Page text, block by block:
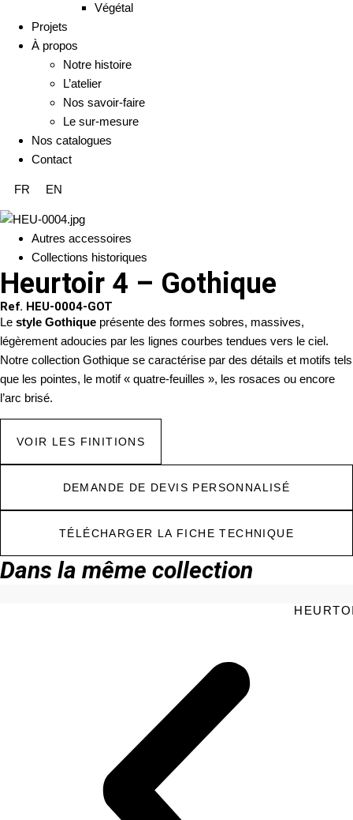
Végétal
Projets
À propos
Notre histoire
L’atelier
Nos savoir-faire
Le sur-mesure
Nos catalogues
Contact
FR EN
Autres accessoires
Collections historiques
Heurtoir 4 – Gothique
Ref. HEU-0004-GOT
Le style Gothique présente des formes sobres, massives,
légèrement adoucies par les lignes courbes tendues vers le ciel.
Notre collection Gothique se caractérise par des détails et motifs tels
que les pointes, le motif « quatre-feuilles », les rosaces ou encore
l’arc brisé.
VOIR LES FINITIONS
DEMANDE DE DEVIS PERSONNALISÉ
TÉLÉCHARGER LA FICHE TECHNIQUE
Dans la même collection